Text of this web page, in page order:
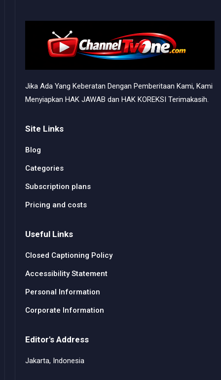
Jika Ada Yang Keberatan Dengan Pemberitaan Kami, Kami
Menyiapkan HAK JAWAB dan HAK KOREKSI Terimakasih.
Site Links
Blog
Categories
Subscription plans
Pricing and costs
Useful Links
Closed Captioning Policy
Accessibility Statement
Personal Information
Corporate Information
Editor's Address
Jakarta, Indonesia